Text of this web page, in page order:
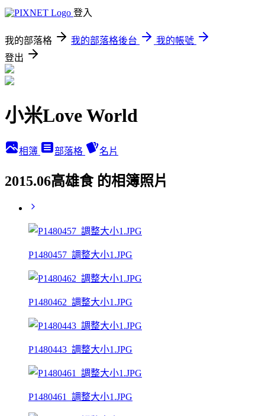
登入
我的部落格 我的部落格後台
我的帳號
登出
小米Love World
相簿 部落格 名片
2015.06高雄食 的相簿照片
P1480457_調整大小1.JPG
P1480462_調整大小1.JPG
P1480443_調整大小1.JPG
P1480461_調整大小1.JPG